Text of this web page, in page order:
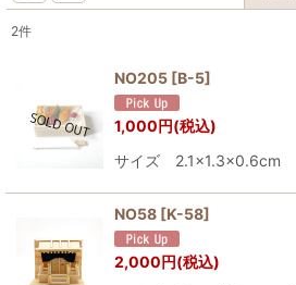
並び順:
絞り込む
2件
NO205 [B-5]
1,000円(税込)
サイズ 2.1×1.3×0.6cm
NO58 [K-58]
2,000円(税込)